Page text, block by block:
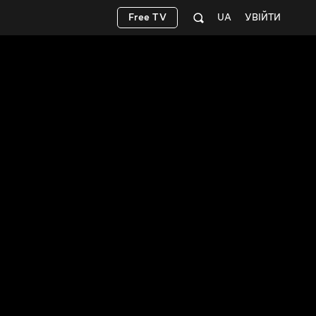
УВІЙТИ
UA
Free TV